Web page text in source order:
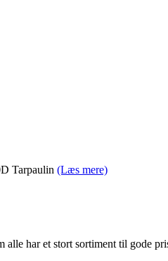
Tarpaulin (Læs mere)
alle har et stort sortiment til gode